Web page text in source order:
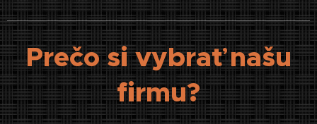
Prečo si vybrať našu
firmu?